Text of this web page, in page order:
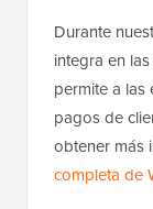
Durante
integra en
permite a las
pagos de
obtener más
completa de